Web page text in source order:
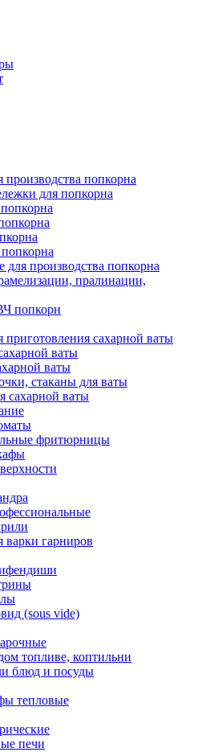
попкорна
для попкорна
для производства попкорна
пралинации,
попкорн
приготовления сахарной ваты
ваты
ваты
стаканы для ваты
сахарной ваты
фритюрницы
варки гарниров
(sous vide)
топливе, коптильни
блюд и посуды
тепловые
печи